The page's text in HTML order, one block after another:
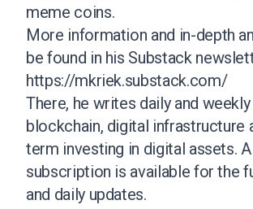
meme coins.
More information and in-depth
be found in his Substack
https://mkriek.substack.com/
There, he writes daily and
blockchain, digital infrastructure
term investing in digital assets. A
subscription is available for the
and daily updates.